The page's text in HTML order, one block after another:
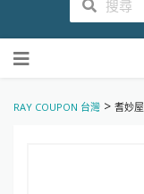
to
RAY COUPON 台灣 > 耆妙屋